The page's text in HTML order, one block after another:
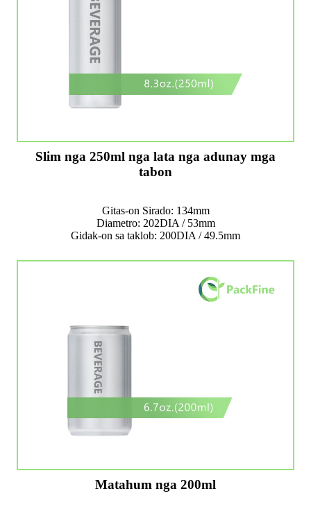
Slim nga 250ml nga lata nga adunay mga
tabon
Gitas-on Sirado: 134mm
Diametro: 202DIA / 53mm
Gidak-on sa taklob: 200DIA / 49.5mm
Matahum nga 200ml